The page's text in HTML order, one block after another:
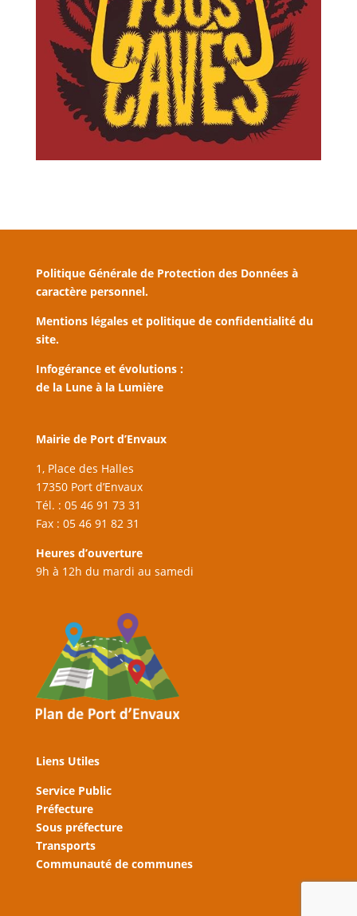
Politique Générale de Protection des Données à
caractère personnel.
Mentions légales et politique de confidentialité du
site.
Infogérance et évolutions :
de la Lune à la Lumière
Mairie de Port d’Envaux
1, Place des Halles
17350 Port d’Envaux
Tél. : 05 46 91 73 31
Fax : 05 46 91 82 31
Heures d’ouverture
9h à 12h du mardi au samedi
Liens Utiles
Service Public
Préfecture
Sous préfecture
Transports
Communauté de communes